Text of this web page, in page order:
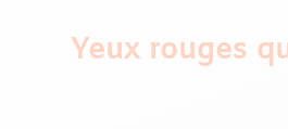
Yeux rouges